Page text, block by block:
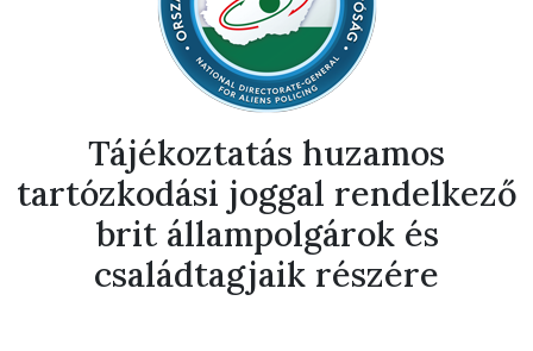
Tájékoztatás huzamos
tartózkodási joggal rendelkező
brit állampolgárok és
családtagjaik részére